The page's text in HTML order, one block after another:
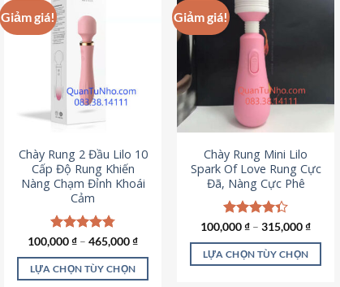
Giảm giá!
Chày Rung 2 Đầu Lilo 10
Cấp Độ Rung Khiến
Nàng Chạm Đỉnh Khoái
Cảm
Được xếp
5 sao
100,000₫ – 465,000₫
LỰA CHỌN TÙY CHỌN
Giảm giá!
Chày Rung Mini Lilo
Spark Of Love Rung Cực
Đã, Nàng Cực Phê
Được xếp
5 sao
100,000₫ – 315,000₫
LỰA CHỌN TÙY CHỌN